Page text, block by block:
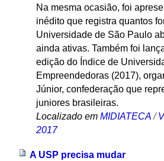
Na mesma ocasião, foi
inédito que registra quantos
Universidade de São Paulo
ainda ativas. Também foi
edição do Índice de
Empreendedoras (2017),
Júnior, confederação que
juniores brasileiras.
Localizado em MIDIATECA /
2017
A USP precisa mudar